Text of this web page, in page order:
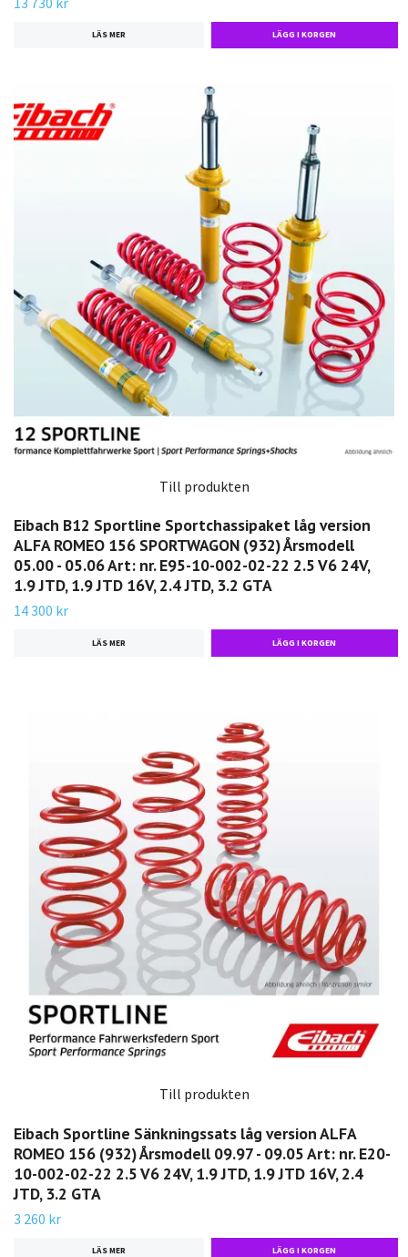
LÄS MER
Till produkten
Eibach B12 Sportline Sportchassipaket låg version
ALFA ROMEO 156 SPORTWAGON (932) Årsmodell
05.00 - 05.06 Art: nr. E95-10-002-02-22 2.5 V6 24V,
1.9 JTD, 1.9 JTD 16V, 2.4 JTD, 3.2 GTA
14 300 kr
LÄS MER
Till produkten
Eibach Sportline Sänkningssats låg version ALFA
ROMEO 156 (932) Årsmodell 09.97 - 09.05 Art: nr. E20-
10-002-02-22 2.5 V6 24V, 1.9 JTD, 1.9 JTD 16V, 2.4
JTD, 3.2 GTA
3 260 kr
LÄS MER